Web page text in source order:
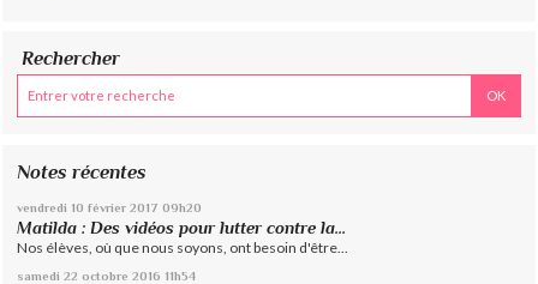
Rechercher
Notes récentes
vendredi 10 février 2017 09h20
Matilda : Des vidéos pour lutter contre la...
Nos élèves, où que nous soyons, ont besoin d'être...
samedi 22 octobre 2016 11h54